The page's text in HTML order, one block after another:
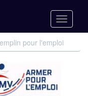
Toggle
pour l'emploi